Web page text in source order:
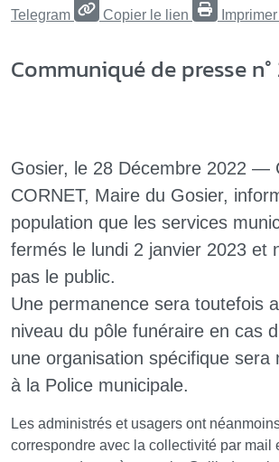
Telegram Copier le lien
Communiqué de presse n°
Gosier, le 28 Décembre 2022 —
CORNET, Maire du Gosier,
population que les services
fermés le lundi 2 janvier 2023 et
pas le public.
Une permanence sera toutefois
niveau du pôle funéraire en cas
une organisation spécifique sera
à la Police municipale.
Les administrés et usagers ont
correspondre avec la collectivité par mail